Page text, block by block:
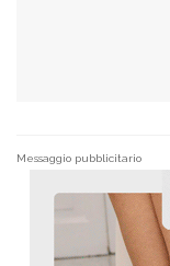
Messaggio pubblicitario